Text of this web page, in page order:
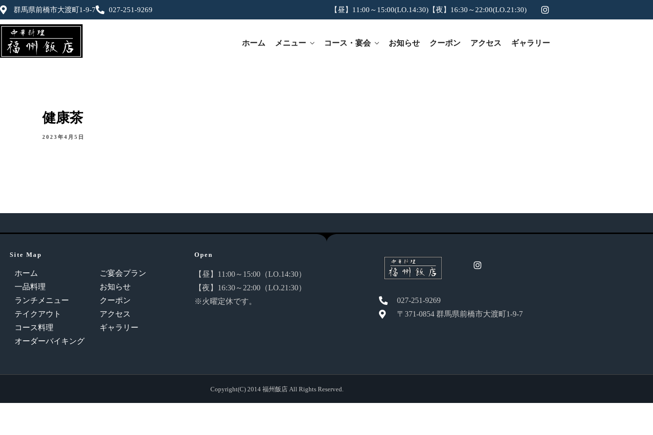
群馬県前橋市大渡町1-9-7 027-251-9269 【昼】11:00～15:00(LO.14:30)【夜】16:30～22:00(LO.21:30)
ホーム メニュー コース・宴会 お知らせ クーポン アクセス ギャラリー
健康茶
2023年4月5日
Site Map
ホーム
一品料理
ランチメニュー
テイクアウト
コース料理
オーダーバイキング
ご宴会プラン
お知らせ
クーポン
アクセス
ギャラリー
Open
【昼】11:00～15:00（LO.14:30）
【夜】16:30～22:00（LO.21:30）
※火曜定休です。
027-251-9269
〒371-0854 群馬県前橋市大渡町1-9-7
Copyright(C) 2014 福州飯店 All Rights Reserved.